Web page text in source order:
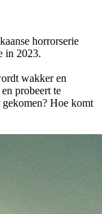
horrorserie
in 2023.
wakker en
probeert te
Hoe komt